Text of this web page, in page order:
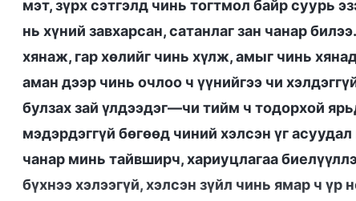
мэт, зүрх сэтгэлд чинь тогтмол байр суурь
нь хүний завхарсан, сатанлаг зан чанар
хянаж, гар хөлийг чинь хүлж, амыг чинь
аман дээр чинь очлоо ч үүнийгээ чи
булзах зай үлдээдэг—чи тийм ч тодорхой
мэдэрдэггүй бөгөөд чиний хэлсэн үг
чанар минь тайвширч, хариуцлагаа
бүхнээ хэлээгүй, хэлсэн зүйл чинь ямар ч